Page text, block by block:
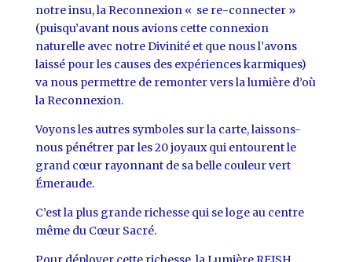
notre insu, la Reconnexion « se re-connecter »
(puisqu’avant nous avions cette connexion
naturelle avec notre Divinité et que nous l’avons
laissé pour les causes des expériences karmiques)
va nous permettre de remonter vers la lumière d’où
la Reconnexion.
Voyons les autres symboles sur la carte, laissons-
nous pénétrer par les 20 joyaux qui entourent le
grand cœur rayonnant de sa belle couleur vert
Émeraude.
C’est la plus grande richesse qui se loge au centre
même du Cœur Sacré.